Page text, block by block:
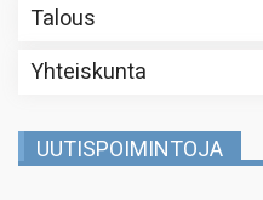
Talous
Yhteiskunta
UUTISPOIMINTOJA